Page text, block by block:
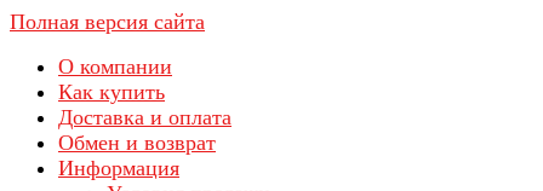
Полная версия сайта
О компании
Как купить
Доставка и оплата
Обмен и возврат
Информация